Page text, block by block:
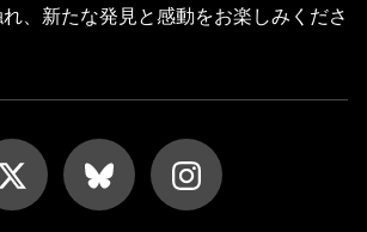
、新たな発見と感動をお楽しみくださ